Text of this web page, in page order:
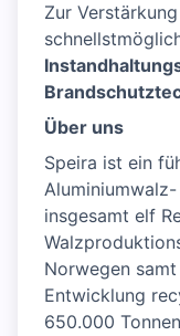
Zur
Über uns
Speira ist ein
insgesamt elf
Norwegen
Entwicklung
650.000